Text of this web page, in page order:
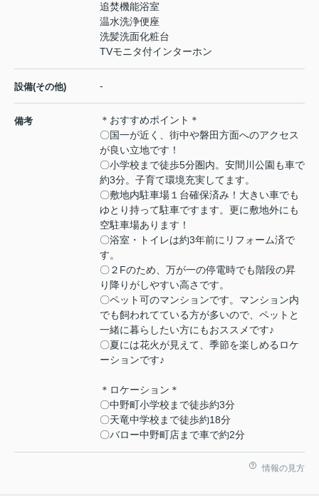
追焚機能浴室
温水洗浄便座
洗髪洗面化粧台
TVモニタ付インターホン
設備(その他) -
備考
＊おすすめポイント＊
〇国一が近く、街中や磐田方面へのアクセス
が良い立地です！
〇小学校まで徒歩5分圏内。安間川公園も車で
約3分。子育て環境充実してます。
〇敷地内駐車場１台確保済み！大きい車でも
ゆとり持って駐車ですます。更に敷地外にも
空駐車場あります！
〇浴室・トイレは約3年前にリフォーム済で
す。
〇２Fのため、万が一の停電時でも階段の昇
り降りがしやすい高さです。
〇ペット可のマンションです。マンション内
でも飼われてている方が多いので、ペットと
一緒に暮らしたい方にもおススメです♪
〇夏には花火が見えて、季節を楽しめるロケ
ーションです♪
＊ロケーション＊
〇中野町小学校まで徒歩約3分
〇天竜中学校まで徒歩約18分
〇バロー中野町店まで車で約2分
情報の見方